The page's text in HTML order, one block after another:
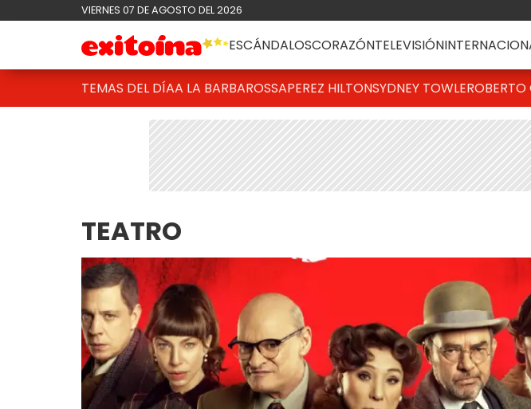
VIERNES 07 DE AGOSTO DEL 2026
ESCÁNDALOSCORAZÓNTELEVISIÓN
TEMAS DEL DÍAA LA BARBAROSSAPEREZ HILTONSYDNEY TOWLE
TEATRO